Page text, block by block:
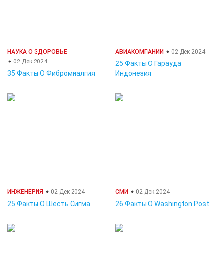
НАУКА О ЗДОРОВЬЕ
02 Дек 2024
35 Факты О Фибромиалгия
АВИАКОМПАНИИ 02 Дек 2024
25 Факты О Гарауда
Индонезия
ИНЖЕНЕРИЯ 02 Дек 2024
25 Факты О Шесть Сигма
СМИ 02 Дек 2024
26 Факты О Washington Post